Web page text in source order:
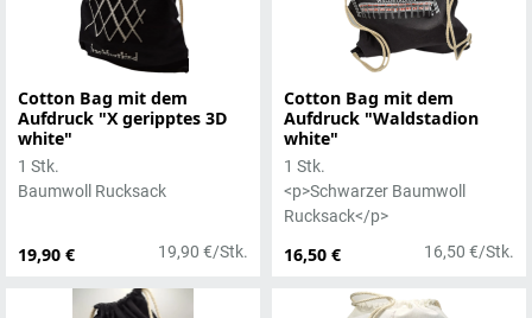
Cotton Bag mit dem
Aufdruck "X geripptes 3D
white"
19,90 € 19,90 €/Stk.
1 Stk.
Baumwoll Rucksack
Cotton Bag mit dem
Aufdruck "Waldstadion
white"
16,50 € 16,50 €/Stk.
1 Stk.
<p>Schwarzer Baumwoll
Rucksack</p>